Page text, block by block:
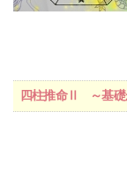
四柱推命Ⅱ ～基礎